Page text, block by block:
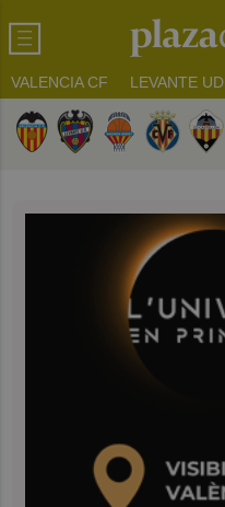
VALENCIA CF LEVANTE UD